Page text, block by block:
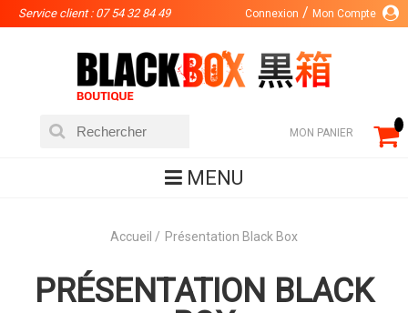
Service client : 07 54 32 84 49 Connexion Mon Compte
MON PANIER
MENU
Accueil Présentation Black Box
PRÉSENTATION BLACK